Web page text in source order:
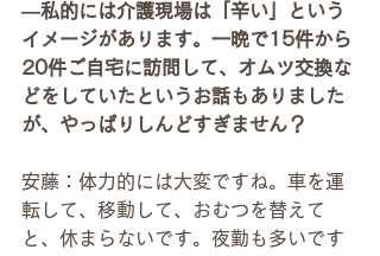
―私的には介護現場は「辛い」という
イメージがあります。一晩で15件から
20件ご自宅に訪問して、オムツ交換な
どをしていたというお話もありました
が、やっぱりしんどすぎません？
安藤：体力的には大変ですね。車を運
転して、移動して、おむつを替えて
と、休まらないです。夜勤も多いです